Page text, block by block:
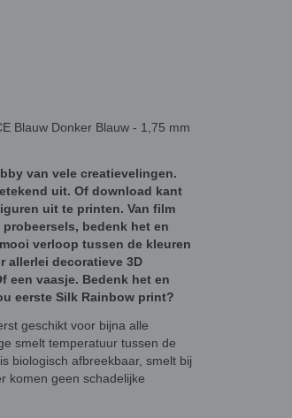
Blauw Donker Blauw - 1,75 mm
van vele creatievelingen.
uit. Of download kant
uit te printen. Van film
bedenk het en
verloop tussen de kleuren
allerlei decoratieve 3D
een vaasje. Bedenk het en
eerste Silk Rainbow print?
geschikt voor bijna alle
smelt temperatuur tussen de
biologisch afbreekbaar, smelt bij
komen geen schadelijke